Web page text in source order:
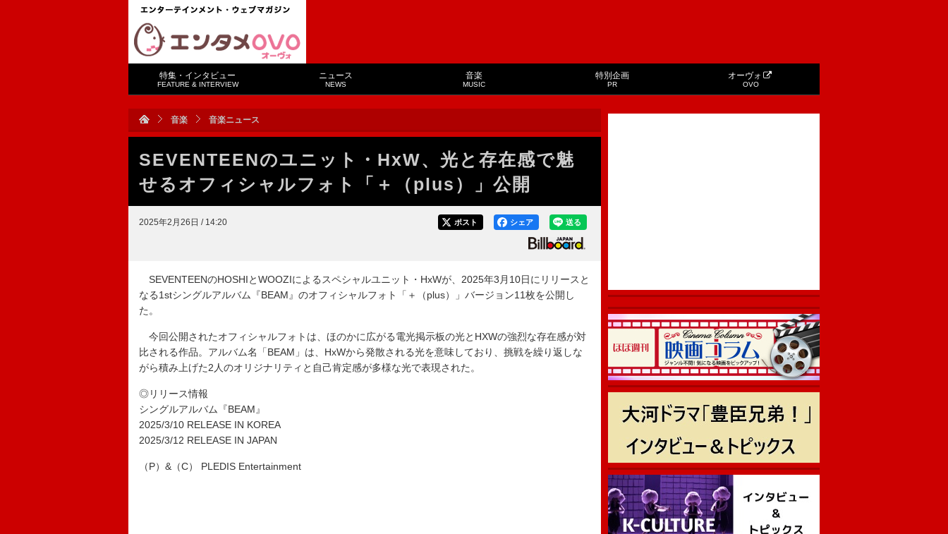
特集・インタビュー
FEATURE & INTERVIEW
ニュース
NEWS
音楽
MUSIC
特別企画
PR
オーヴォ
OVO
音楽 音楽ニュース
SEVENTEENのユニット・HxW、光と存在感で魅
せるオフィシャルフォト「＋（plus）」公開
2025年2月26日 / 14:20 送る
シェア
ポスト
SEVENTEENのHOSHIとWOOZIによるスペシャルユニット・HxWが、2025年3月10日にリリースと
なる1stシングルアルバム『BEAM』のオフィシャルフォト「＋（plus）」バージョン11枚を公開し
た。
今回公開されたオフィシャルフォトは、ほのかに広がる電光掲示板の光とHXWの強烈な存在感が対
比される作品。アルバム名「BEAM」は、HxWから発散される光を意味しており、挑戦を繰り返しな
がら積み上げた2人のオリジナリティと自己肯定感が多様な光で表現された。
◎リリース情報
シングルアルバム『BEAM』
2025/3/10 RELEASE IN KOREA
2025/3/12 RELEASE IN JAPAN
（P）&（C） PLEDIS Entertainment